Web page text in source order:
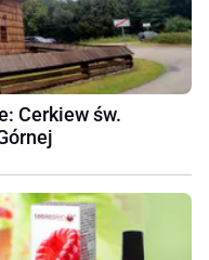
Cerkiew św.